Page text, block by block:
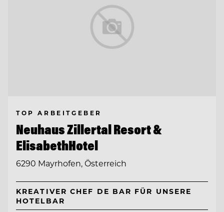
TOP ARBEITGEBER
Neuhaus Zillertal Resort &
ElisabethHotel
6290 Mayrhofen, Österreich
KREATIVER CHEF DE BAR FÜR UNSERE
HOTELBAR